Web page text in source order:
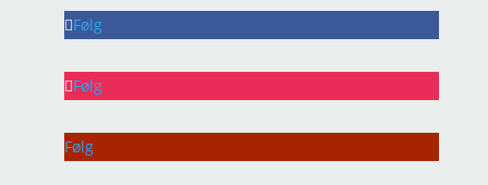
Følg
Følg
Følg